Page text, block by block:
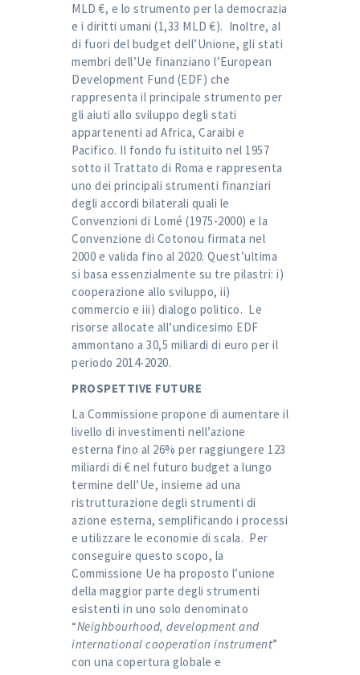
MLD €, e lo strumento per la democrazia
e i diritti umani (1,33 MLD €). Inoltre, al
di fuori del budget dell’Unione, gli stati
membri dell’Ue finanziano l’European
Development Fund (EDF) che
rappresenta il principale strumento per
gli aiuti allo sviluppo degli stati
appartenenti ad Africa, Caraibi e
Pacifico. Il fondo fu istituito nel 1957
sotto il Trattato di Roma e rappresenta
uno dei principali strumenti finanziari
degli accordi bilaterali quali le
Convenzioni di Lomé (1975-2000) e la
Convenzione di Cotonou firmata nel
2000 e valida fino al 2020. Quest’ultima
si basa essenzialmente su tre pilastri: i)
cooperazione allo sviluppo, ii)
commercio e iii) dialogo politico. Le
risorse allocate all’undicesimo EDF
ammontano a 30,5 miliardi di euro per il
periodo 2014-2020.
PROSPETTIVE FUTURE
La Commissione propone di aumentare il
livello di investimenti nell’azione
esterna fino al 26% per raggiungere 123
miliardi di € nel futuro budget a lungo
termine dell’Ue, insieme ad una
ristrutturazione degli strumenti di
azione esterna, semplificando i processi
e utilizzare le economie di scala. Per
conseguire questo scopo, la
Commissione Ue ha proposto l’unione
della maggior parte degli strumenti
esistenti in uno solo denominato
“Neighbourhood, development and
international cooperation instrument”
con una copertura globale e